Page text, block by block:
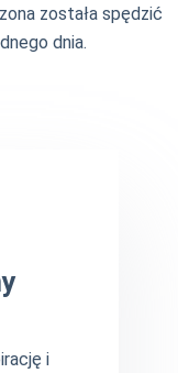
została spędzić
dnia.
i